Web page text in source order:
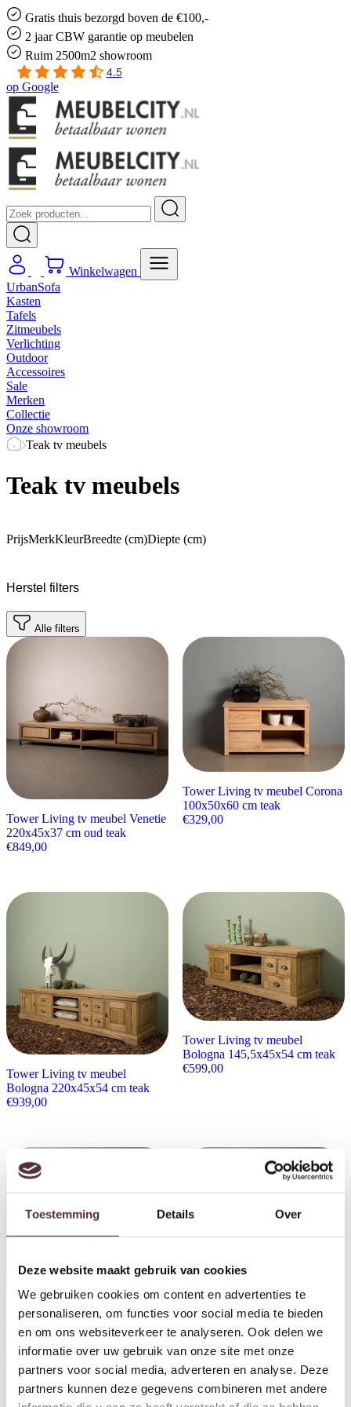
Toestemming Details Over
Deze website maakt gebruik van cookies
We gebruiken cookies om content en advertenties te
personaliseren, om functies voor social media te bieden
en om ons websiteverkeer te analyseren. Ook delen we
informatie over uw gebruik van onze site met onze
partners voor social media, adverteren en analyse. Deze
partners kunnen deze gegevens combineren met andere
Gratis thuis bezorgd boven de €100,-
2 jaar CBW garantie op meubelen
Ruim 2500m2 showroom
4.5
op Google
Winkelwagen
UrbanSofa
Kasten
Tafels
Zitmeubels
Verlichting
Outdoor
Accessoires
Sale
Merken
Collectie
Onze showroom
Teak tv meubels
Teak tv meubels
PrijsMerkKleurBreedte (cm)Diepte (cm)
Herstel filters
Alle filters
Tower Living tv meubel Venetie
220x45x37 cm oud teak
€849,00
Tower Living tv meubel Corona
100x50x60 cm teak
€329,00
Tower Living tv meubel
Bologna 220x45x54 cm teak
€939,00
Tower Living tv meubel
Bologna 145,5x45x54 cm teak
€599,00
Tower Living tv meubel Venetie
140x45x37 cm oud teak
599,00
Tower Living tv meubel Venetie
180x45x37 cm oud teak
€ 759,00